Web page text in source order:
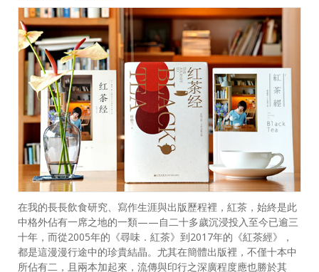
在我的長長飲食研究、寫作生涯與出版歷程裡，紅茶，始終是此
中格外佔有一席之地的一類——自二十多歲沉浸投入至今已逾三
十年，而從2005年的《尋味．紅茶》到2017年的《紅茶經》，
都是這漫漫行途中的珍貴結晶。尤其在簡體出版裡，不僅十本中
所佔有二，且兩本加起來，流傳與印行之深廣程度應也勝於其